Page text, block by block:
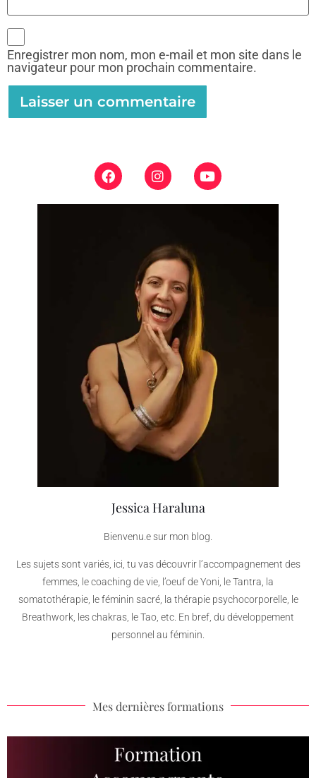
Enregistrer mon nom, mon e-mail et mon site dans le
navigateur pour mon prochain commentaire.
Jessica Haraluna
Bienvenu.e sur mon blog.
Les sujets sont variés, ici, tu vas découvrir l’accompagnement des
femmes, le coaching de vie, l’oeuf de Yoni, le Tantra, la
somatothérapie, le féminin sacré, la thérapie psychocorporelle, le
Breathwork, les chakras, le Tao, etc. En bref, du développement
personnel au féminin.
Mes dernières formations